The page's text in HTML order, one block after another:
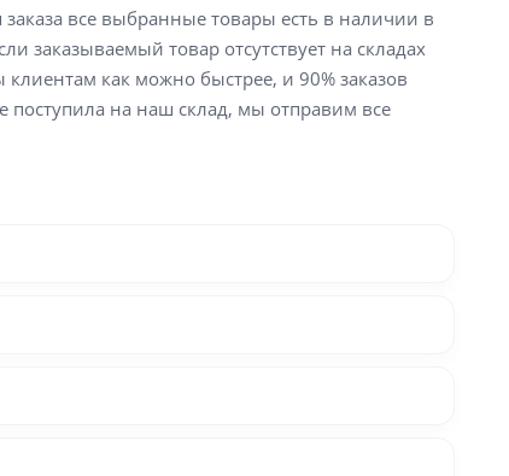
все выбранные товары есть в наличии в
заказываемый товар отсутствует на складах
как можно быстрее, и 90% заказов
поступила на наш склад, мы отправим все